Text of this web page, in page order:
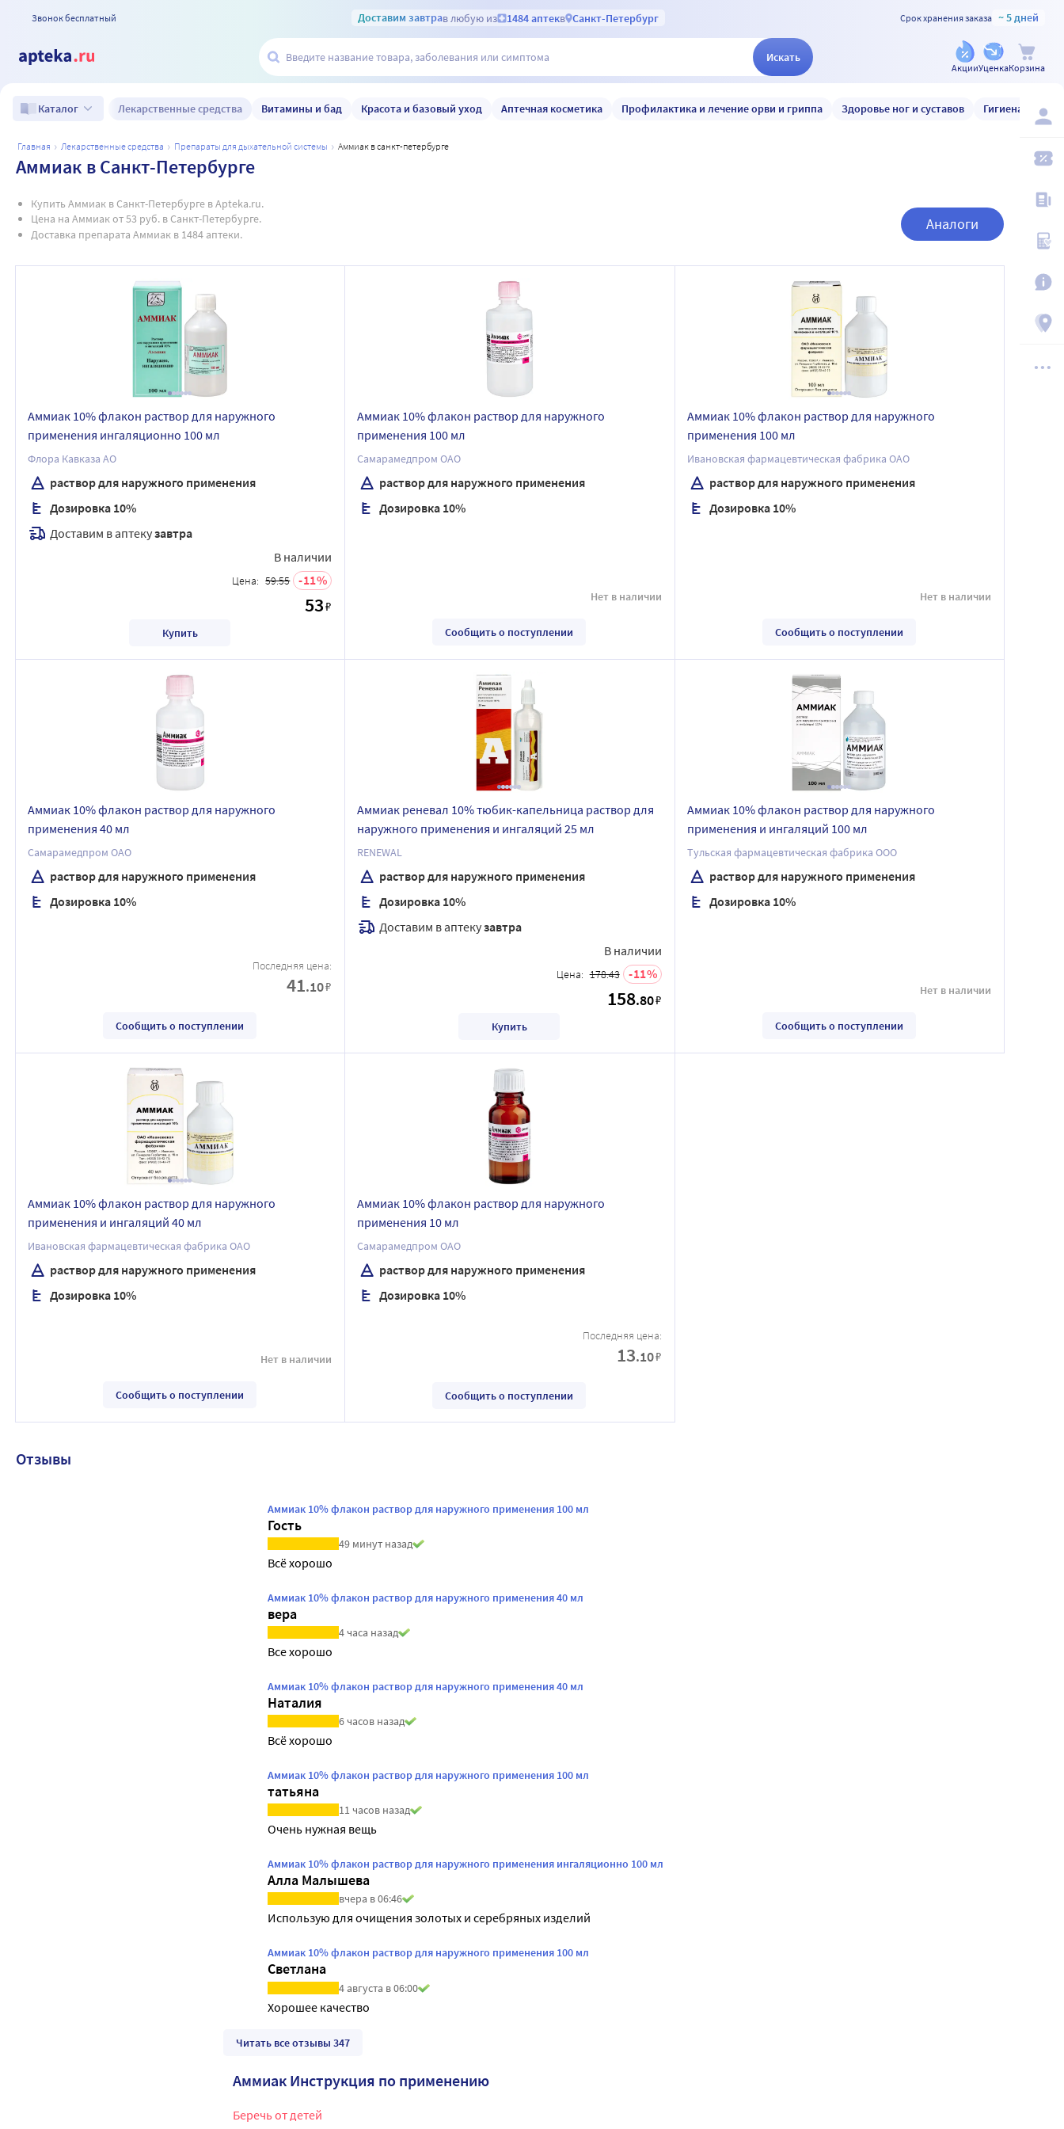
Звонок бесплатный Доставим завтрав любую из 1484 аптекв Санкт-Петербург Срок хранения заказа ~ 5 дней
Искать
АкцииУценкаКорзина
Каталог Лекарственные средства Витамины и бад Красота и базовый уход Аптечная косметика Профилактика и лечение орви и гриппа Здоровье ног и суставов Гигиена и уход
главная лекарственные средства препараты для дыхательной системы аммиак в санкт-петербурге
Аммиак в Санкт-Петербурге
Купить Аммиак в Санкт-Петербурге в Apteka.ru.
Цена на Аммиак от 53 руб. в Санкт-Петербурге.
Доставка препарата Аммиак в 1484 аптеки.
Аналоги
Аммиак 10% флакон раствор для наружного
применения ингаляционно 100 мл
Флора Кавказа АО
раствор для наружного применения
Дозировка 10%
Доставим в аптекузавтра
В наличии
Цена: 59.55 11
53₽
Купить
Аммиак 10% флакон раствор для наружного
применения 100 мл
Самарамедпром ОАО
раствор для наружного применения
Дозировка 10%
Нет в наличии
Сообщить о поступлении
Аммиак 10% флакон раствор для наружного
применения 100 мл
Ивановская фармацевтическая фабрика ОАО
раствор для наружного применения
Дозировка 10%
Нет в наличии
Сообщить о поступлении
Аммиак 10% флакон раствор для наружного
применения 40 мл
Самарамедпром ОАО
раствор для наружного применения
Дозировка 10%
Последняя цена:
41.10₽
Сообщить о поступлении
Аммиак реневал 10% тюбик-капельница раствор для
наружного применения и ингаляций 25 мл
RENEWAL
раствор для наружного применения
Дозировка 10%
Доставим в аптекузавтра
В наличии
Цена: 178.43 11
158.80₽
Купить
Аммиак 10% флакон раствор для наружного
применения и ингаляций 100 мл
Тульская фармацевтическая фабрика ООО
раствор для наружного применения
Дозировка 10%
Нет в наличии
Сообщить о поступлении
Аммиак 10% флакон раствор для наружного
применения и ингаляций 40 мл
Ивановская фармацевтическая фабрика ОАО
раствор для наружного применения
Дозировка 10%
Нет в наличии
Сообщить о поступлении
Аммиак 10% флакон раствор для наружного
применения 10 мл
Самарамедпром ОАО
раствор для наружного применения
Дозировка 10%
Последняя цена:
13.10₽
Сообщить о поступлении
Отзывы
Аммиак 10% флакон раствор для наружного применения 100 мл
Гость
49 минут назад
Всё хорошо
Аммиак 10% флакон раствор для наружного применения 40 мл
вера
4 часа назад
Все хорошо
Аммиак 10% флакон раствор для наружного применения 40 мл
Наталия
6 часов назад
Всё хорошо
Аммиак 10% флакон раствор для наружного применения 100 мл
татьяна
11 часов назад
Очень нужная вещь
Аммиак 10% флакон раствор для наружного применения ингаляционно 100 мл
Алла Малышева
вчера в 06:46
Использую для очищения золотых и серебряных изделий
Аммиак 10% флакон раствор для наружного применения 100 мл
Светлана
4 августа в 06:00
Хорошее качество
Читать все отзывы 347
Аммиак Инструкция по применению
Беречь от детей